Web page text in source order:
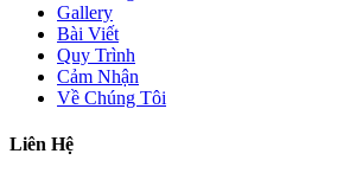
Gallery
Bài Viết
Quy Trình
Cảm Nhận
Về Chúng Tôi
Liên Hệ